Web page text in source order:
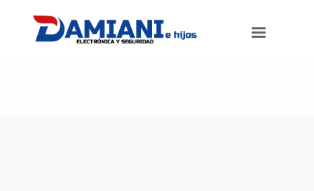
1080p 25fps. Con entrada y salida de alarma